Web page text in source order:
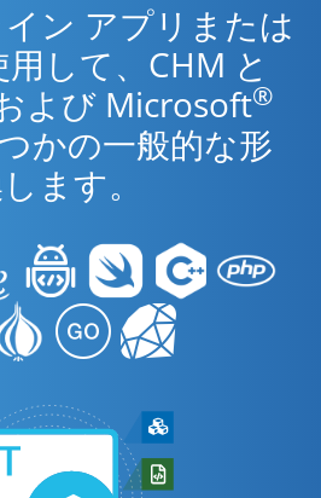
ン アプリまたは
して、CHM と
よび Microsoft®
かの一般的な形
ます。